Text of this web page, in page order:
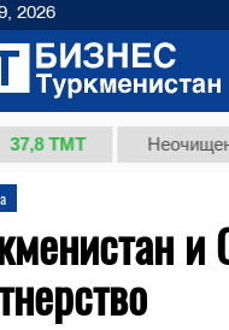
Неочищенная
2026